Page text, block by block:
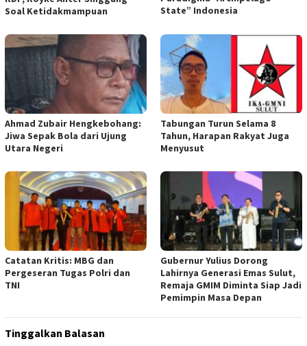
Soal Ketidakmampuan
State” Indonesia
Ahmad Zubair Hengkebohang:
Jiwa Sepak Bola dari Ujung
Utara Negeri
Tabungan Turun Selama 8
Tahun, Harapan Rakyat Juga
Menyusut
Catatan Kritis: MBG dan
Pergeseran Tugas Polri dan
TNI
Gubernur Yulius Dorong
Lahirnya Generasi Emas Sulut,
Remaja GMIM Diminta Siap Jadi
Pemimpin Masa Depan
Tinggalkan Balasan